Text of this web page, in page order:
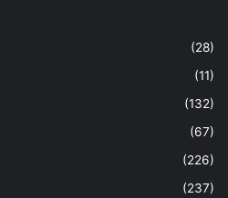
(28)
(11)
(132)
(67)
(226)
(237)